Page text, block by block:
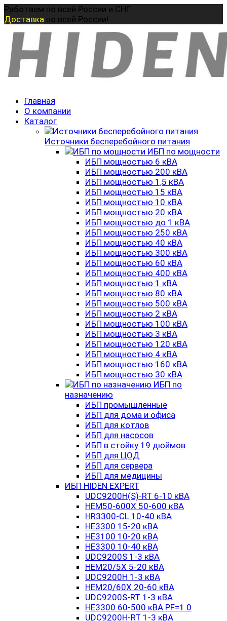
Перейти
к
Работаем по всей России и СНГ
Доставка по всей России!
Главная
О компании
Каталог
Источники бесперебойного питания
ИБП по мощности
ИБП мощностью 6 кВА
ИБП мощностью 200 кВА
ИБП мощностью 1,5 кВА
ИБП мощностью 15 кВА
ИБП мощностью 10 кВА
ИБП мощностью 20 кВА
ИБП мощностью до 1 кВА
ИБП мощностью 250 кВА
ИБП мощностью 40 кВА
ИБП мощностью 300 кВА
ИБП мощностью 60 кВА
ИБП мощностью 400 кВА
ИБП мощностью 1 кВА
ИБП мощностью 80 кВА
ИБП мощностью 500 кВА
ИБП мощностью 2 кВА
ИБП мощностью 100 кВА
ИБП мощностью 3 кВА
ИБП мощностью 120 кВА
ИБП мощностью 4 кВА
ИБП мощностью 160 кВА
ИБП мощностью 30 кВА
ИБП по
назначению
ИБП промышленные
ИБП для дома и офиса
ИБП для котлов
ИБП для насосов
ИБП в стойку 19 дюймов
ИБП для ЦОД
ИБП для сервера
ИБП для медицины
ИБП HIDEN EXPERT
UDC9200H(S)-RT 6-10 кВА
HEM50-600X 50-600 кВА
HR3300-CL 10-40 кВА
HE3300 15-20 кВА
HE3100 10-20 кВА
HE3300 10-40 кВА
UDC9200S 1-3 кВА
HEM20/5X 5-20 кВА
UDC9200H 1-3 кВА
HEM20/60X 20-60 кВА
UDC9200S-RT 1-3 кВА
HE3300 60-500 кВА PF=1.0
UDC9200H-RT 1-3 кВА